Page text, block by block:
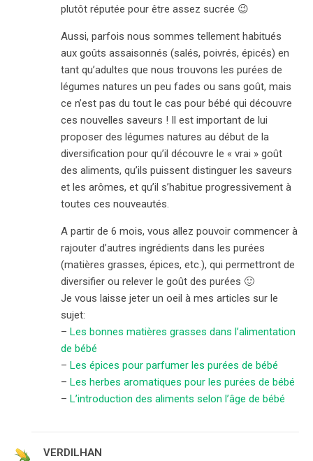
plutôt réputée pour être assez sucrée 😉
Aussi, parfois nous sommes tellement habitués
aux goûts assaisonnés (salés, poivrés, épicés) en
tant qu’adultes que nous trouvons les purées de
légumes natures un peu fades ou sans goût, mais
ce n’est pas du tout le cas pour bébé qui découvre
ces nouvelles saveurs ! Il est important de lui
proposer des légumes natures au début de la
diversification pour qu’il découvre le « vrai » goût
des aliments, qu’ils puissent distinguer les saveurs
et les arômes, et qu’il s’habitue progressivement à
toutes ces nouveautés.
A partir de 6 mois, vous allez pouvoir commencer à
rajouter d’autres ingrédients dans les purées
(matières grasses, épices, etc.), qui permettront de
diversifier ou relever le goût des purées 🙂
Je vous laisse jeter un oeil à mes articles sur le
sujet:
– Les bonnes matières grasses dans l’alimentation
de bébé
– Les épices pour parfumer les purées de bébé
– Les herbes aromatiques pour les purées de bébé
– L’introduction des aliments selon l’âge de bébé
VERDILHAN